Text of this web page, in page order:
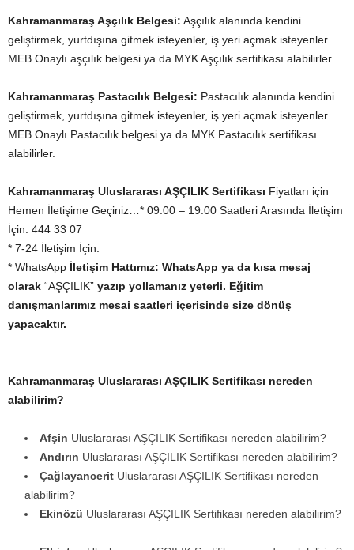
Kahramanmaraş Aşçılık Belgesi: Aşçılık alanında kendini
geliştirmek, yurtdışına gitmek isteyenler, iş yeri açmak isteyenler
MEB Onaylı aşçılık belgesi ya da MYK Aşçılık sertifikası alabilirler.
Kahramanmaraş Pastacılık Belgesi: Pastacılık alanında kendini
geliştirmek, yurtdışına gitmek isteyenler, iş yeri açmak isteyenler
MEB Onaylı Pastacılık belgesi ya da MYK Pastacılık sertifikası
alabilirler.
Kahramanmaraş Uluslararası AŞÇILIK Sertifikası Fiyatları için
Hemen İletişime Geçiniz…* 09:00 – 19:00 Saatleri Arasında İletişim
İçin: 444 33 07
* 7-24 İletişim İçin:
* WhatsApp İletişim Hattımız: WhatsApp ya da kısa mesaj
olarak “AŞÇILIK” yazıp yollamanız yeterli. Eğitim
danışmanlarımız mesai saatleri içerisinde size dönüş
yapacaktır.
Kahramanmaraş Uluslararası AŞÇILIK Sertifikası nereden
alabilirim?
Afşin Uluslararası AŞÇILIK Sertifikası nereden alabilirim?
Andırın Uluslararası AŞÇILIK Sertifikası nereden alabilirim?
Çağlayancerit Uluslararası AŞÇILIK Sertifikası nereden
alabilirim?
Ekinözü Uluslararası AŞÇILIK Sertifikası nereden alabilirim?